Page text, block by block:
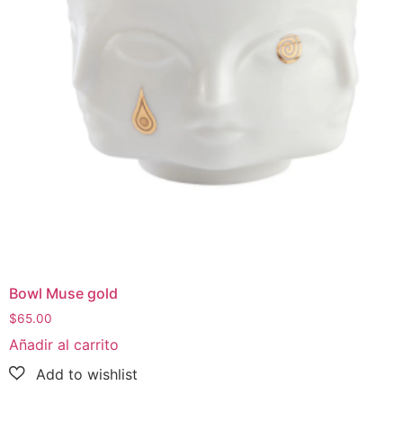
Bowl Muse gold
$65.00
Añadir al carrito